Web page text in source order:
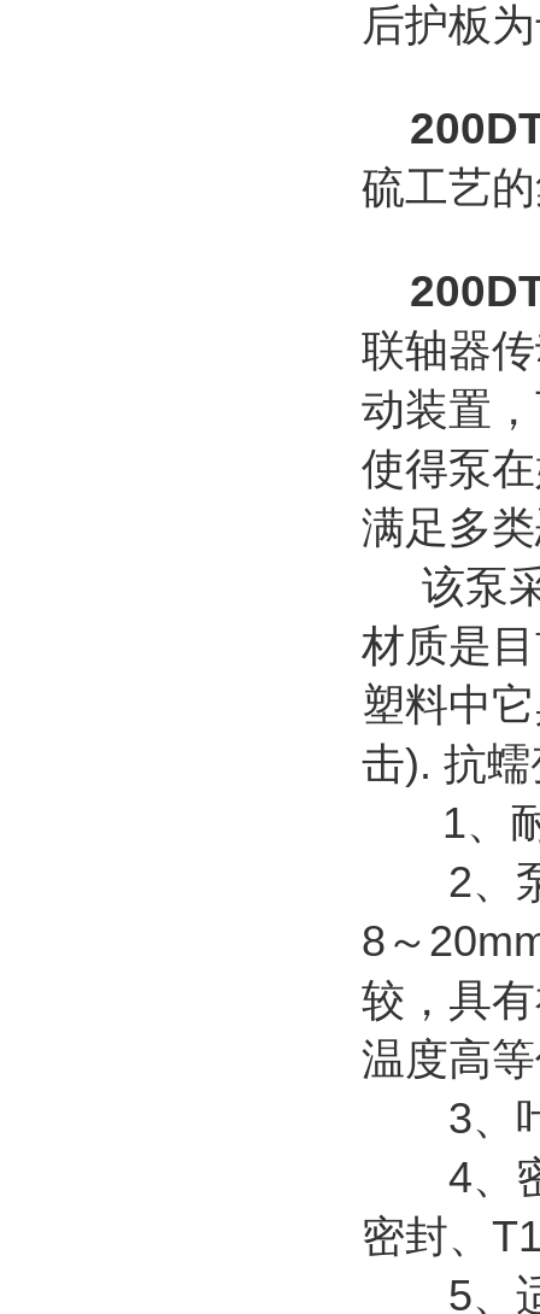
后护板
硫工艺
联轴器
动装置
使得泵
满足多
该泵采
材质是
塑料中
击). 抗
1、
2、泵
8～
较，具
温度高
3、叶
4、密
密封、
5、适